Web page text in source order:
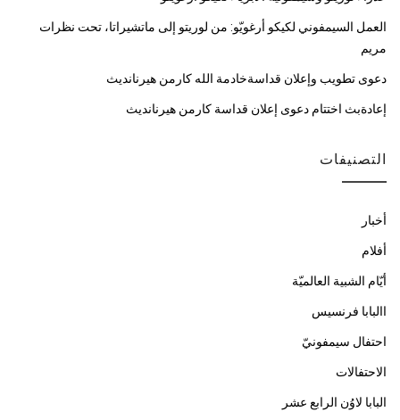
العمل السيمفوني لكيكو أرغويّو: من لوريتو إلى ماتشيراتا، تحت نظرات
مريم
دعوى تطويب وإعلان قداسةخادمة الله كارمن هيرنانديث
إعادةبث اختتام دعوى إعلان قداسة كارمن هيرنانديث
التصنيفات
أخبار
أفلام
أيّام الشبية العالميّة
االبابا فرنسيس
احتفال سيمفونيّ
الاحتفالات
البابا لاوُن الرابع عشر